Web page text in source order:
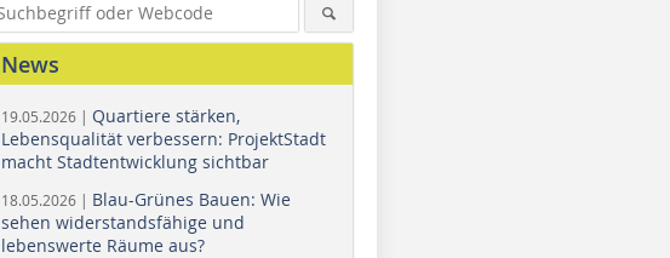
News
19.05.2026 | Quartiere stärken,
Lebensqualität verbessern: ProjektStadt
macht Stadtentwicklung sichtbar
18.05.2026 | Blau-Grünes Bauen: Wie
sehen widerstandsfähige und
lebenswerte Räume aus?